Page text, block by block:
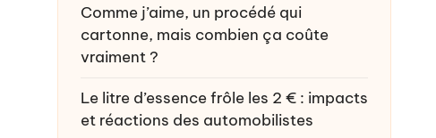
Comme j’aime, un procédé qui
cartonne, mais combien ça coûte
vraiment ?
Le litre d’essence frôle les 2 € : impacts
et réactions des automobilistes